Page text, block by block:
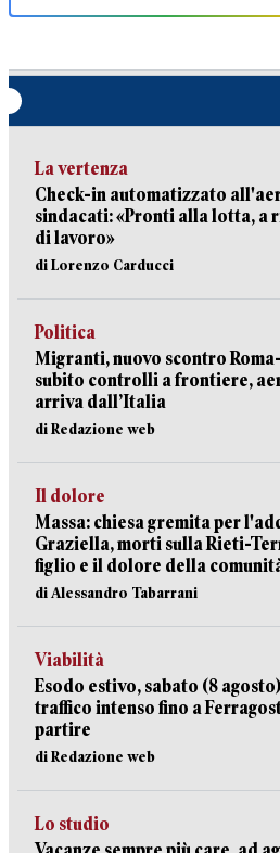
La vertenza
Check-in automatizzato
sindacati: «Pronti alla lotta, a
di lavoro»
di Lorenzo Carducci
Politica
Migranti, nuovo scontro
subito controlli a frontiere,
arriva dall’Italia
di Redazione web
Il dolore
Massa: chiesa gremita per
Graziella, morti sulla Rieti-
figlio e il dolore della
di Alessandro Tabarrani
Viabilità
Esodo estivo, sabato (8
traffico intenso fino a
partire
di Redazione web
Lo studio